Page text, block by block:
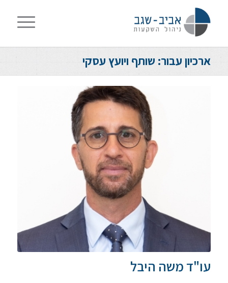
ארכיון עבור: שותף ויועץ עסקי
עו"ד משה היבל